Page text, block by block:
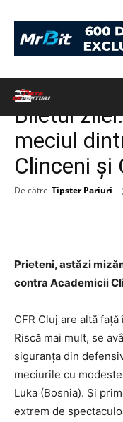
BILETUL ZILEI
Biletul
meciul
Clinceni și
De către Tipster Pariuri -
Prieteni, astăzi
contra Academicii
CFR Cluj are altă
Riscă mai mult, se
siguranța din
meciurile cu
Luka (Bosnia). Și
extrem de